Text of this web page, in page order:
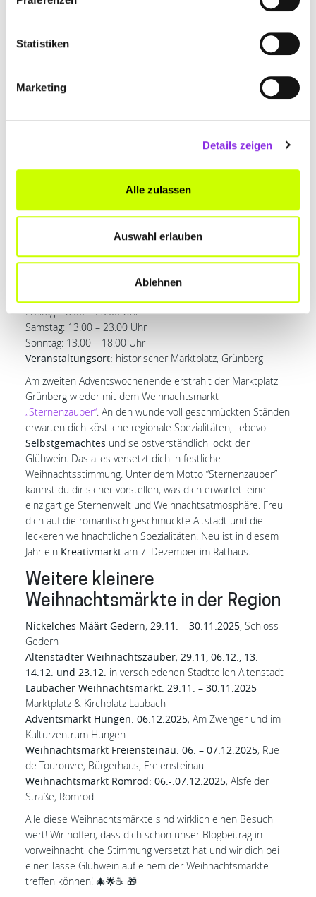
Statistiken
Marketing
Details zeigen
Alle zulassen
Auswahl erlauben
Ablehnen
Bergweihnacht Hoherodskopf
in Schotten, die auf dem
und Punsch am Lagerfeuer, ein Nostalgie-Karussell, eine
gemütliche
Weihnachtsbasteln, Köstlichkeiten für Feinschmecker und
eine Vielzahl von
gibt es Holzarbeiten, Wanderstöcke aus Naturmaterialien,
und Glasmalerei. Die handgefertigten Geschenke und
Weihnachtsartikel sind beeindruckend, und auch die
auch wieder Musiker die Stimmung anheizen. Sei gespannt!
Freitag: 18.00 – 23.00 Uhr
Samstag: 13.00 – 23.00 Uhr
Sonntag: 13.00 – 18.00 Uhr
Veranstaltungsort: historischer Marktplatz, Grünberg
Am zweiten Adventswochenende erstrahlt der Marktplatz
Grünberg wieder mit dem Weihnachtsmarkt
„Sternenzauber“. An den wundervoll geschmückten Ständen
erwarten dich köstliche regionale Spezialitäten, liebevoll
Selbstgemachtes und selbstverständlich lockt der
Glühwein. Das alles versetzt dich in festliche
Weihnachtsstimmung. Unter dem Motto “Sternenzauber”
kannst du dir sicher vorstellen, was dich erwartet: eine
einzigartige Sternenwelt und Weihnachtsatmosphäre. Freu
dich auf die romantisch geschmückte Altstadt und die
leckeren weihnachtlichen Spezialitäten. Neu ist in diesem
Jahr ein Kreativmarkt am 7. Dezember im Rathaus.
Weitere kleinere
Weihnachtsmärkte in der Region
Nickelches Määrt Gedern, 29.11. – 30.11.2025, Schloss
Gedern
Altenstädter Weihnachtszauber, 29.11, 06.12., 13.–
14.12. und 23.12. in verschiedenen Stadtteilen Altenstadt
Laubacher Weihnachtsmarkt: 29.11. – 30.11.2025
Marktplatz & Kirchplatz Laubach
Adventsmarkt Hungen: 06.12.2025, Am Zwenger und im
Kulturzentrum Hungen
Weihnachtsmarkt Freiensteinau: 06. – 07.12.2025, Rue
de Tourouvre, Bürgerhaus, Freiensteinau
Weihnachtsmarkt Romrod: 06.-.07.12.2025, Alsfelder
Straße, Romrod
Alle diese Weihnachtsmärkte sind wirklich einen Besuch
wert! Wir hoffen, dass dich schon unser Blogbeitrag in
vorweihnachtliche Stimmung versetzt hat und wir dich bei
einer Tasse Glühwein auf einem der Weihnachtsmärkte
treffen können! 🎄🌟☕️ 🎁